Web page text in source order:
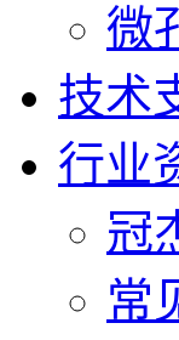
微
技术
行业
冠
常